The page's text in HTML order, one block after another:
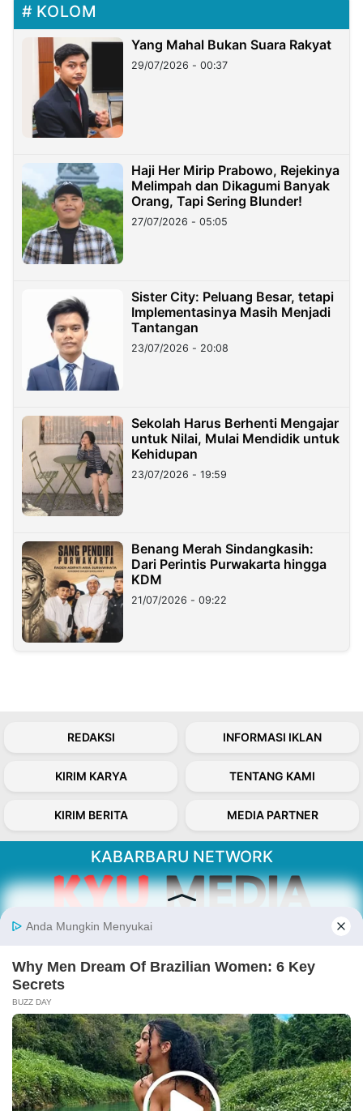
KOLOM
Yang Mahal Bukan Suara Rakyat
29/07/2026 - 00:37
Haji Her Mirip Prabowo, Rejekinya
Melimpah dan Dikagumi Banyak
Orang, Tapi Sering Blunder!
27/07/2026 - 05:05
Sister City: Peluang Besar, tetapi
Implementasinya Masih Menjadi
Tantangan
23/07/2026 - 20:08
Sekolah Harus Berhenti Mengajar
untuk Nilai, Mulai Mendidik untuk
Kehidupan
23/07/2026 - 19:59
Benang Merah Sindangkasih:
Dari Perintis Purwakarta hingga
KDM
21/07/2026 - 09:22
REDAKSI INFORMASI IKLAN
KIRIM KARYA TENTANG KAMI
KIRIM BERITA MEDIA PARTNER
KABARBARU NETWORK
Follow Kabarbaru